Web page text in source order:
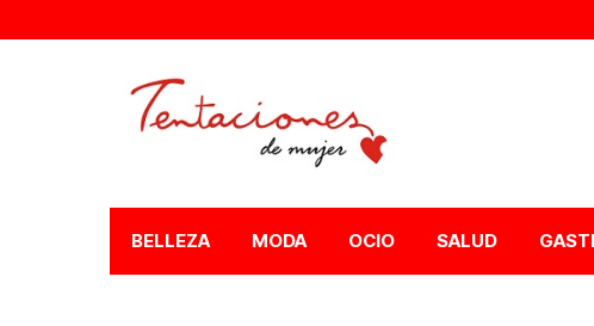
BELLEZA MODA OCIO SALUD